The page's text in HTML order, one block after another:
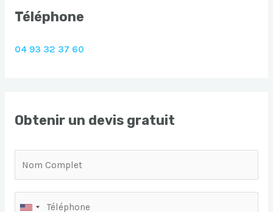
Téléphone
04 93 32 37 60
Obtenir un devis gratuit